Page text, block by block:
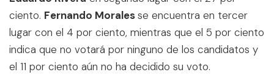
ciento. Fernando Moralesse encuentra en tercer
lugar con el 4 por ciento, mientras que el 5 por ciento
indica que no votará por ninguno de los candidatos y
el 11 por ciento aún no ha decidido su voto.